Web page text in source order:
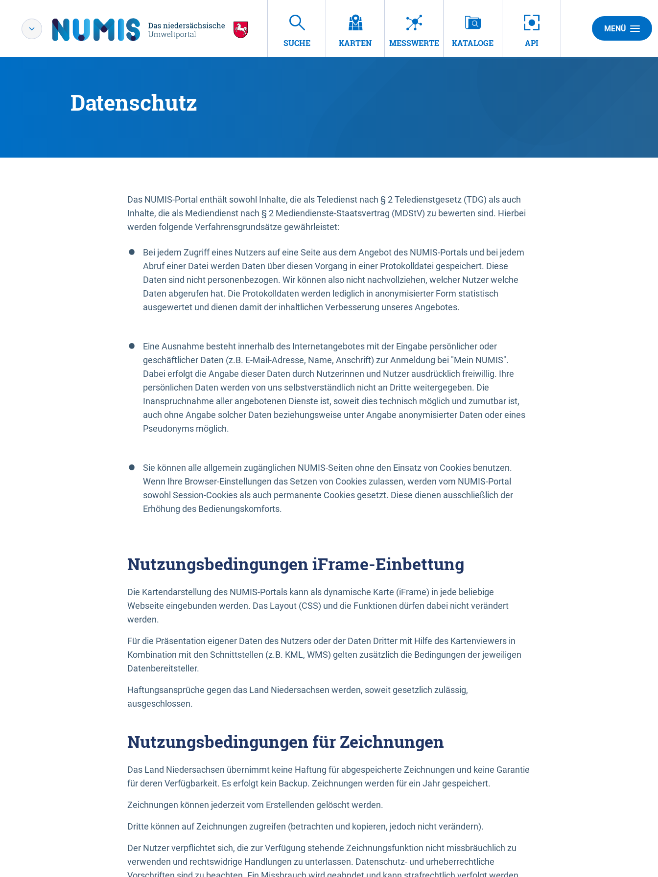
SUCHE KARTEN MESSWERTE KATALOGE API
MENÜ
Datenschutz
Das NUMIS-Portal enthält sowohl Inhalte, die als Teledienst nach § 2 Teledienstgesetz (TDG) als auch
Inhalte, die als Mediendienst nach § 2 Mediendienste-Staatsvertrag (MDStV) zu bewerten sind. Hierbei
werden folgende Verfahrensgrundsätze gewährleistet:
Bei jedem Zugriff eines Nutzers auf eine Seite aus dem Angebot des NUMIS-Portals und bei jedem
Abruf einer Datei werden Daten über diesen Vorgang in einer Protokolldatei gespeichert. Diese
Daten sind nicht personenbezogen. Wir können also nicht nachvollziehen, welcher Nutzer welche
Daten abgerufen hat. Die Protokolldaten werden lediglich in anonymisierter Form statistisch
ausgewertet und dienen damit der inhaltlichen Verbesserung unseres Angebotes.
Eine Ausnahme besteht innerhalb des Internetangebotes mit der Eingabe persönlicher oder
geschäftlicher Daten (z.B. E-Mail-Adresse, Name, Anschrift) zur Anmeldung bei "Mein NUMIS".
Dabei erfolgt die Angabe dieser Daten durch Nutzerinnen und Nutzer ausdrücklich freiwillig. Ihre
persönlichen Daten werden von uns selbstverständlich nicht an Dritte weitergegeben. Die
Inanspruchnahme aller angebotenen Dienste ist, soweit dies technisch möglich und zumutbar ist,
auch ohne Angabe solcher Daten beziehungsweise unter Angabe anonymisierter Daten oder eines
Pseudonyms möglich.
Sie können alle allgemein zugänglichen NUMIS-Seiten ohne den Einsatz von Cookies benutzen.
Wenn Ihre Browser-Einstellungen das Setzen von Cookies zulassen, werden vom NUMIS-Portal
sowohl Session-Cookies als auch permanente Cookies gesetzt. Diese dienen ausschließlich der
Erhöhung des Bedienungskomforts.
Nutzungsbedingungen iFrame-Einbettung
Die Kartendarstellung des NUMIS-Portals kann als dynamische Karte (iFrame) in jede beliebige
Webseite eingebunden werden. Das Layout (CSS) und die Funktionen dürfen dabei nicht verändert
werden.
Für die Präsentation eigener Daten des Nutzers oder der Daten Dritter mit Hilfe des Kartenviewers in
Kombination mit den Schnittstellen (z.B. KML, WMS) gelten zusätzlich die Bedingungen der jeweiligen
Datenbereitsteller.
Haftungsansprüche gegen das Land Niedersachsen werden, soweit gesetzlich zulässig,
ausgeschlossen.
Nutzungsbedingungen für Zeichnungen
Das Land Niedersachsen übernimmt keine Haftung für abgespeicherte Zeichnungen und keine Garantie
für deren Verfügbarkeit. Es erfolgt kein Backup. Zeichnungen werden für ein Jahr gespeichert.
Zeichnungen können jederzeit vom Erstellenden gelöscht werden.
Dritte können auf Zeichnungen zugreifen (betrachten und kopieren, jedoch nicht verändern).
Der Nutzer verpflichtet sich, die zur Verfügung stehende Zeichnungsfunktion nicht missbräuchlich zu
verwenden und rechtswidrige Handlungen zu unterlassen. Datenschutz- und urheberrechtliche